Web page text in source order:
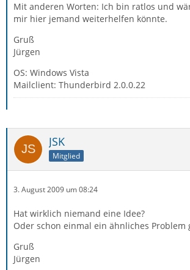
Mit anderen Worten: Ich bin ratlos und
mir hier jemand weiterhelfen könnte.
Gruß
Jürgen
OS: Windows Vista
Mailclient: Thunderbird 2.0.0.22
JSK
Mitglied
3. August 2009 um 08:24
Hat wirklich niemand eine Idee?
Oder schon einmal ein ähnliches Problem
Gruß
Jürgen